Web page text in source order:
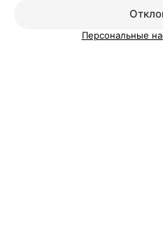
Персональные